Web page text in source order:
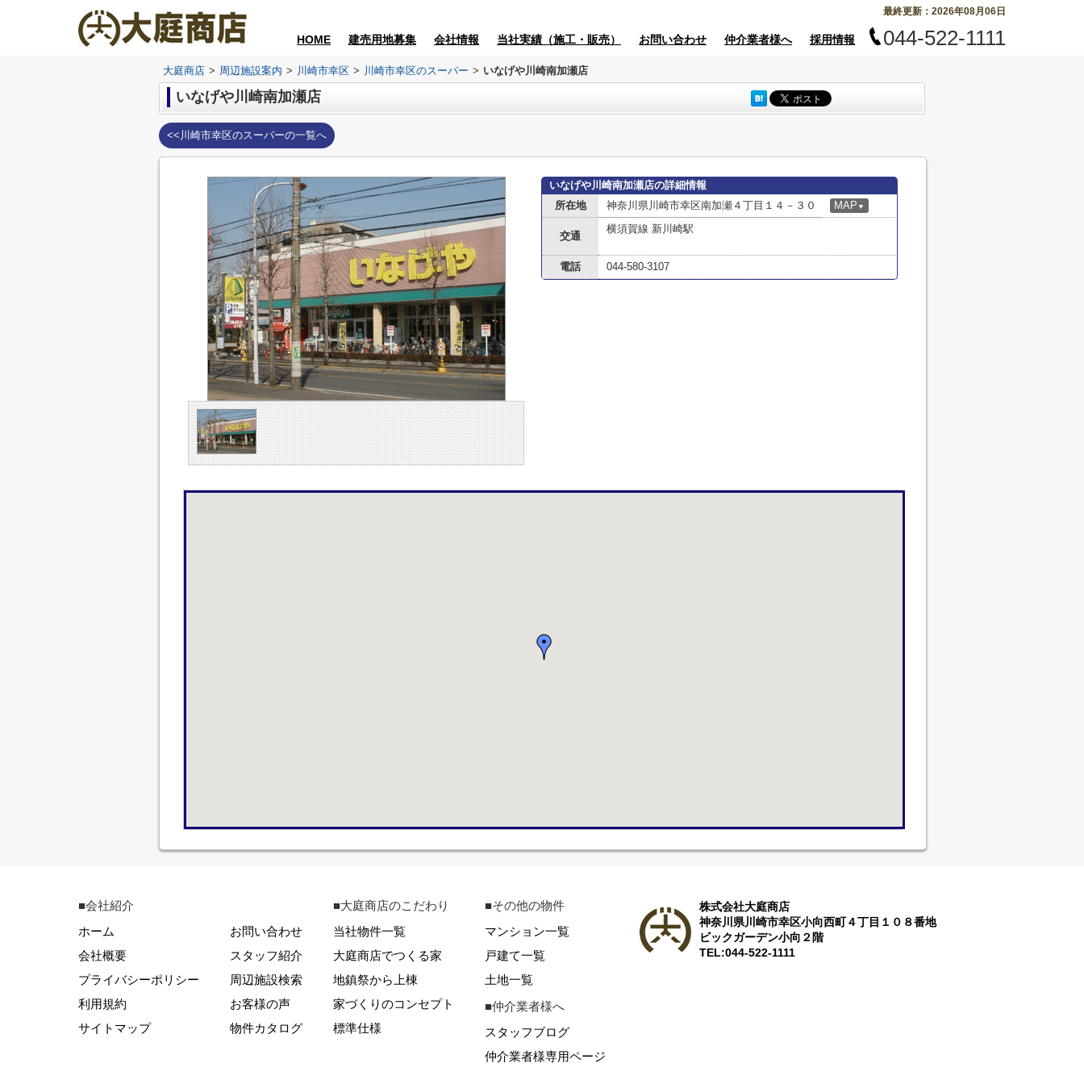
最終更新：2026年08月06日
HOME 建売用地募集 会社情報 当社実績（施工・販売） お問い合わせ 仲介業者様へ 採用情報 044-522-1111
大庭商店 > 周辺施設案内 > 川崎市幸区 > 川崎市幸区のスーパー > いなげや川崎南加瀬店
いなげや川崎南加瀬店
<<川崎市幸区のスーパーの一覧へ
いなげや川崎南加瀬店の詳細情報
所在地
神奈川県川崎市幸区南加瀬４丁目１４－３０ MAP ▼
交通
横須賀線 新川崎駅
電話 044-580-3107
■会社紹介
ホーム
会社概要
プライバシーポリシー
利用規約
サイトマップ
お問い合わせ
スタッフ紹介
周辺施設検索
お客様の声
物件カタログ
■大庭商店のこだわり
当社物件一覧
大庭商店でつくる家
地鎮祭から上棟
家づくりのコンセプト
標準仕様
■その他の物件
マンション一覧
戸建て一覧
土地一覧
■仲介業者様へ
スタッフブログ
仲介業者様専用ページ
株式会社大庭商店
神奈川県川崎市幸区小向西町４丁目１０８番地
ビックガーデン小向２階
TEL:044-522-1111